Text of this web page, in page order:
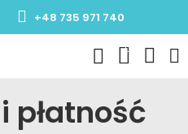
+48 735 971 740
0
płatność